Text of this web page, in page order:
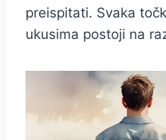
preispitati. Svaka
ukusima postoji na